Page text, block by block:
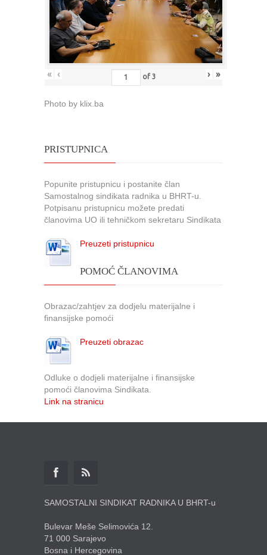
« ‹ of 3 › »
Photo by klix.ba
PRISTUPNICA
Popunite pristupnicu i postanite član
Samostalnog sindikata radnika u BHRT-u.
Potpisanu pristupnicu možete predati
članovima UO ili tehničkom sekretaru Sindikata
Preuzeti pristupnicu
POMOĆ ČLANOVIMA
Obrazac/zahtjev za dodjelu materijalne i
finansijske pomoći
Preuzeti obrazac
Odluke o dodjeli materijalne i finansijske
pomoći članovima Sindikata.
Link na stranicu
SAMOSTALNI SINDIKAT RADNIKA U BHRT-u
Bulevar Meše Selimovića 12.
71 000 Sarajevo
Bosna i Hercegovina